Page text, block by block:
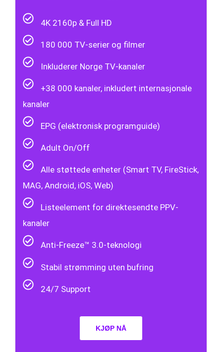
4K 2160p & Full HD
180 000 TV-serier og filmer
Inkluderer Norge TV-kanaler
+38 000 kanaler, inkludert internasjonale
kanaler
EPG (elektronisk programguide)
Adult On/Off
Alle støttede enheter (Smart TV, FireStick,
MAG, Android, iOS, Web)
Listeelement for direktesendte PPV-
kanaler
Anti-Freeze™ 3.0-teknologi
Stabil strømming uten bufring
24/7 Support
KJØP NÅ